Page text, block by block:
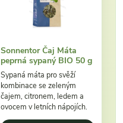
Sonnentor Čaj Máta
peprná sypaný BIO 50 g
Sypaná máta pro svěží
kombinace se zeleným
čajem, citronem, ledem a
ovocem v letních nápojích.